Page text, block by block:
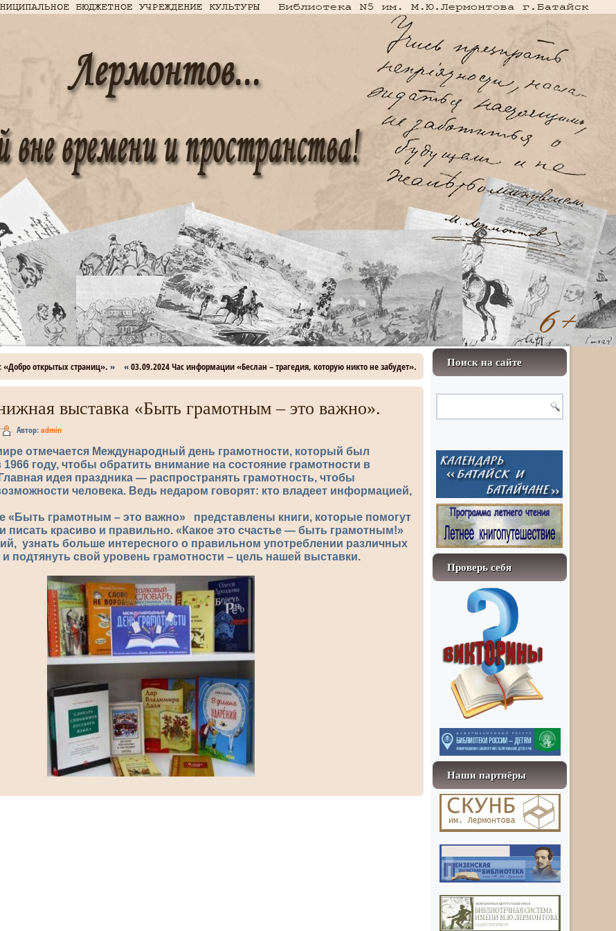
«Добро открытых страниц». » «03.09.2024 Час информации «Беслан – трагедия, которую никто не забудет».
выставка «Быть грамотным – это важно».
Автор:admin
отмечается Международный день грамотности, который был
году, чтобы обратить внимание на состояние грамотности в
идея праздника — распространять грамотность, чтобы
человека. Ведь недаром говорят: кто владеет информацией,
«Быть грамотным – это важно» представлены книги, которые помогут
писать красиво и правильно. «Какое это счастье — быть грамотным!»
узнать больше интересного о правильном употреблении различных
и подтянуть свой уровень грамотности – цель нашей выставки.
Поиск на сайте
Проверь себя
Наши партнёры